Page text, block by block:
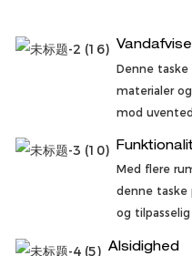
Denne
materialer
mod
Med flere
denne taske
og
Alsidighed